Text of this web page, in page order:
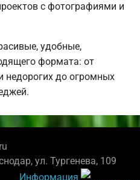
с фотографиями и
удобные,
формата: от
недорогих до огромных
ул. Тургенева, 109
Информация